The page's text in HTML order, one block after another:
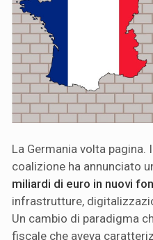
La Germania volta pagina.
coalizione ha annunciato
miliardi di euro in nuovi
infrastrutture,
Un cambio di paradigma
fiscale che aveva